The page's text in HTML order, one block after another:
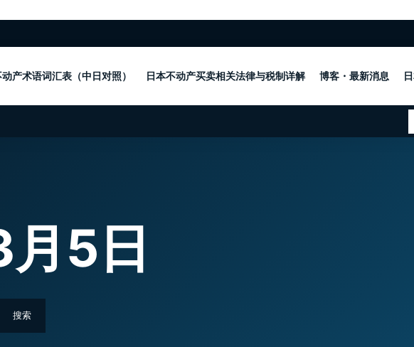
产术语词汇表（中日对照） 日本不动产买卖相关法律与税制详解 博客・最新消息
5日
搜索